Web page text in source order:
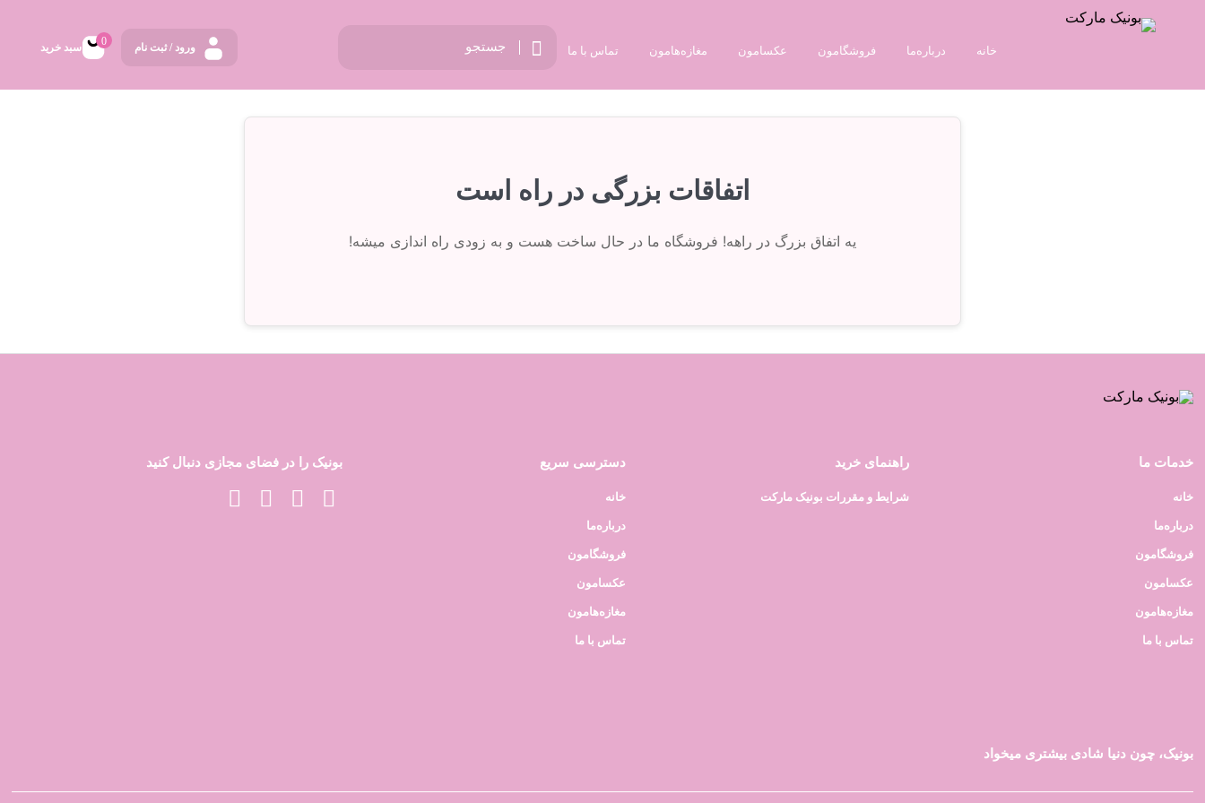
خانه درباره‌ما فروشگامون عکسامون مغازه‌هامون تماس با ما ورود / ثبت نام 0 سبد خرید
اتفاقات بزرگی در راه است
یه اتفاق بزرگ در راهه! فروشگاه ما در حال ساخت هست و به زودی راه اندازی میشه!
خدمات ما
خانه
درباره‌ما
فروشگامون
عکسامون
مغازه‌هامون
تماس با ما
راهنمای خرید
شرایط و مقررات بونیک مارکت
دسترسی سریع
خانه
درباره‌ما
فروشگامون
عکسامون
مغازه‌هامون
تماس با ما
بونیک را در فضای مجازی دنبال کنید
بونیک، چون دنیا شادی بیشتری میخواد